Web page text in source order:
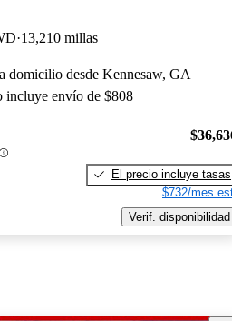
13,210 millas
domicilio desde Kennesaw, GA
incluye envío de $808
El precio incluye tasas
$732/mes
Verif. disponibilidad